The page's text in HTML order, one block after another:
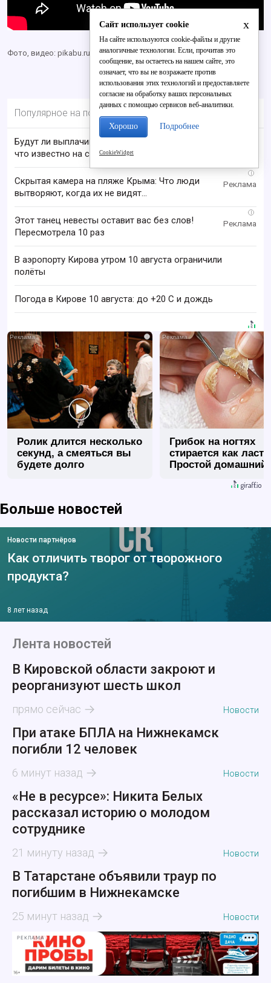
Фото, видео: pikabu.ru
Популярное на портале
Будут ли выплачивать 13-ю пенсию в 2026 году:
что известно на сегодня
i
Скрытая камера на пляже Крыма: Что люди
вытворяют, когда их не видят...
i
Этот танец невесты оставит вас без слов!
Пересмотрела 10 раз
В аэропорту Кирова утром 10 августа ограничили
полёты
Погода в Кирове 10 августа: до +20 C и дождь
i
Ролик длится несколько
секунд, а смеяться вы
будете долго
Грибок на ногтях
стирается как
Простой домашний
Больше новостей
Новости партнёров
Как отличить творог от творожного
продукта?
8 лет назад
Лента новостей
В Кировской области закроют и
реорганизуют шесть школ
прямо сейчас Новости
При атаке БПЛА на Нижнекамск
погибли 12 человек
6 минут назад Новости
«Не в ресурсе»: Никита Белых
рассказал историю о молодом
сотруднике
21 минуту назад Новости
В Татарстане объявили траур по
погибшим в Нижнекамске
25 минут назад Новости
РЕКЛАМА
x
Сайт использует cookie
На сайте используются cookie-файлы и другие
аналогичные технологии. Если, прочитав это
сообщение, вы остаетесь на нашем сайте, это
означает, что вы не возражаете против
использования этих технологий и предоставляете
согласие на обработку ваших персональных
данных с помощью сервисов веб-аналитики.
Хорошо Подробнее
CookieWidget